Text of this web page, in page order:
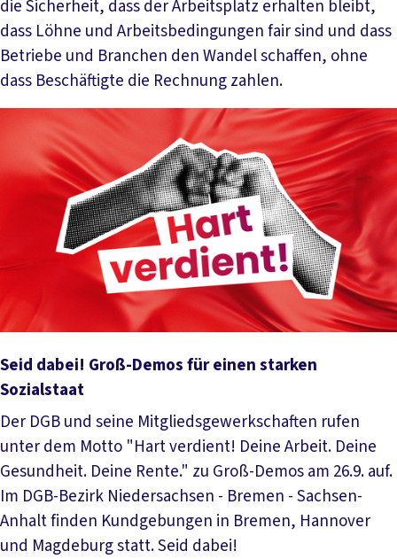
die Sicherheit, dass der Arbeitsplatz erhalten bleibt,
dass Löhne und Arbeitsbedingungen fair sind und dass
Betriebe und Branchen den Wandel schaffen, ohne
dass Beschäftigte die Rechnung zahlen.
Mehr lesen
Seid dabei! Groß-Demos für einen starken
Sozialstaat
Der DGB und seine Mitgliedsgewerkschaften rufen
unter dem Motto "Hart verdient! Deine Arbeit. Deine
Gesundheit. Deine Rente." zu Groß-Demos am 26.9. auf.
Im DGB-Bezirk Niedersachsen - Bremen - Sachsen-
Anhalt finden Kundgebungen in Bremen, Hannover
und Magdeburg statt. Seid dabei!